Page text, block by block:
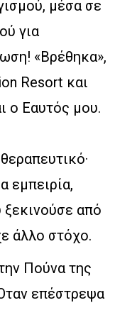
μέσα σε
για
«Βρέθηκα»,
Resort και
ο Εαυτός μου.
εμπειρία,
από
άλλο στόχο.
Πούνα της
επέστρεψα